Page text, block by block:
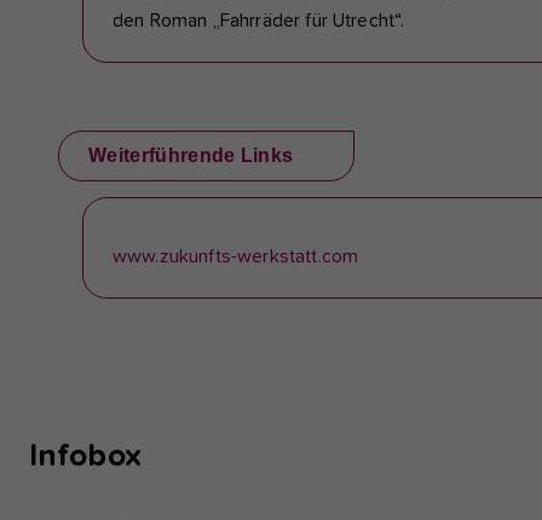
den Roman „Fahrräder für Utrecht“.
Weiterführende Links
www.zukunfts-werkstatt.com
Infobox